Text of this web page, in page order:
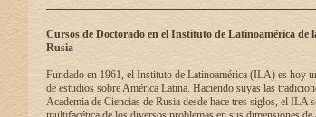
Cursos de Doctorado en el Instituto de Latinoamérica de
Rusia
Fundado en 1961, el Instituto de Latinoamérica (ILA) es hoy
de estudios sobre América Latina. Haciendo suyas las
Academia de Ciencias de Rusia desde hace tres siglos, el ILA